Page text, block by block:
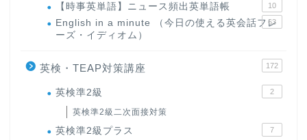
【時事英単語】ニュース頻出英単語帳 10
English in a minute （今日の使える英会話フレ
ーズ・イディオム）
63
英検・TEAP対策講座 172
英検準2級 2
英検準2級二次面接対策
英検準2級プラス 7